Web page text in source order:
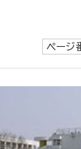
ペー